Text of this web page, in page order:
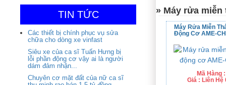
TIN TỨC
Các thiết bị chính phục vụ sửa
chữa cho dòng xe vinfast
Siêu xe của ca sĩ Tuấn Hưng bị
lỗi phần động cơ vậy ai là người
dám đảm nhận...
Chuyên cơ mặt đất của nữ ca sĩ
» Máy rửa miễn
Máy Rửa Miễn
Động Cơ AME-
Mã Hàng
Giá : Liên Hệ